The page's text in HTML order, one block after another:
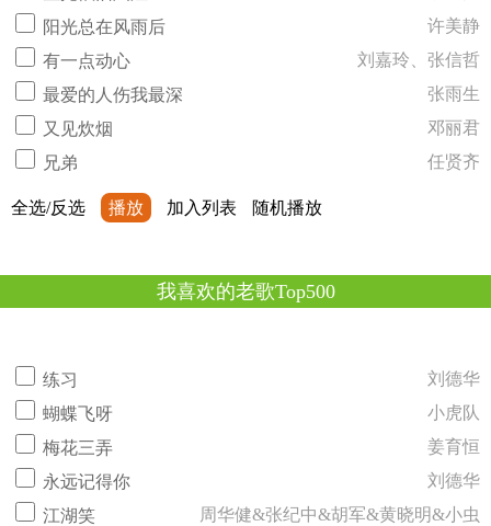
阳光总在风雨后
许美静
有一点动心
刘嘉玲、张信哲
最爱的人伤我最深
张雨生
又见炊烟
邓丽君
兄弟
任贤齐
全选/反选 播放 加入列表 随机播放
我喜欢的老歌Top500
练习
刘德华
蝴蝶飞呀
小虎队
梅花三弄
姜育恒
永远记得你
刘德华
江湖笑
周华健&张纪中&胡军&黄晓明&小虫